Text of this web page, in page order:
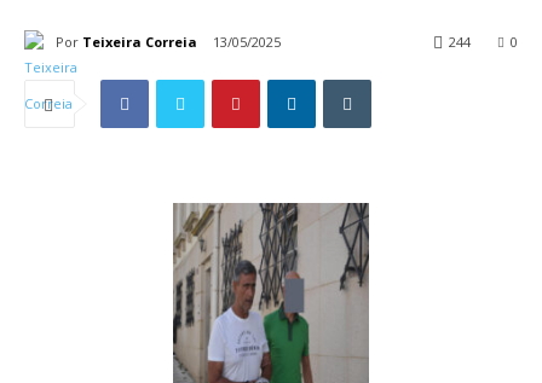
Por Teixeira Correia 13/05/2025 0
244